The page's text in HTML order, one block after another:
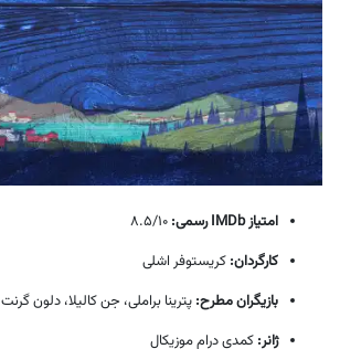
امتیاز IMDb رسمی:
کارگردان: کریستوفر اشلی
بازیگران مطرح: پترینا براملی، جن کالیلا، دلون گرنت
ژانر: کمدی درامِ موزیکال